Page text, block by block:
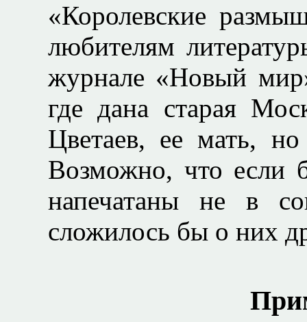
«Королевские
любителям
журнале «Новый
где дана старая
Цветаев, ее мать,
Возможно, что если
напечатаны не в
сложилось бы о них